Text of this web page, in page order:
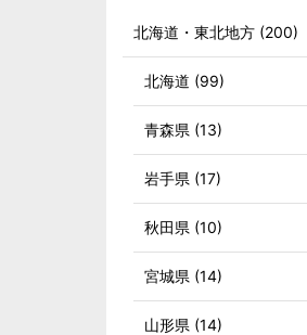
北海道・東北地方 (200)
北海道 (99)
青森県 (13)
岩手県 (17)
秋田県 (10)
宮城県 (14)
山形県 (14)